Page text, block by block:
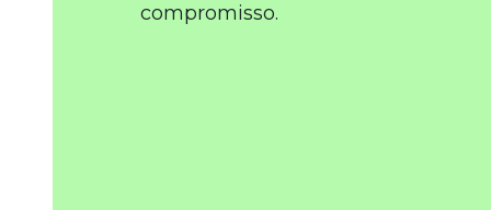
compromisso.